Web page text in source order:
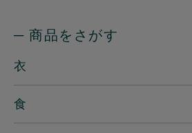
─ 商品をさがす
衣
食